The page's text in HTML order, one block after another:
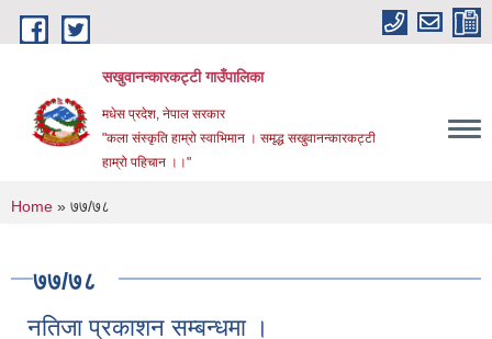
Skip to main content
सखुवानन्कारकट्टी गाउँपालिका
मधेस प्रदेश, नेपाल सरकार
"कला संस्कृति हाम्रो स्वाभिमान । समृद्ध सखुवानन्कारकट्टी
हाम्रो पहिचान ।।"
You are here
Home » ७७/७८
७७/७८
नतिजा प्रकाशन सम्बन्धमा ।